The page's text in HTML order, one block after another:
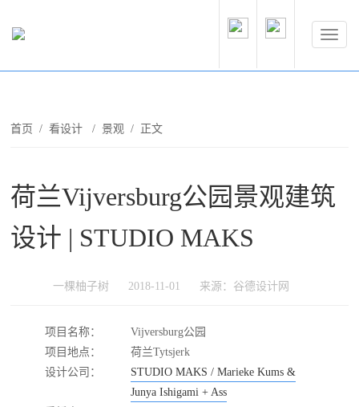
首页 /看设计 / 景观 / 正文
荷兰Vijversburg公园景观建筑
设计 | STUDIO MAKS
一棵柚子树 2018-11-01 来源：谷德设计网
项目名称：
Vijversburg公园
项目地点：
荷兰Tytsjerk
设计公司：
STUDIO MAKS / Marieke Kums &
Junya Ishigami + Ass